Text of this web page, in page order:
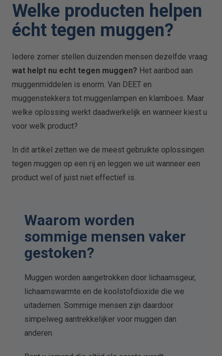
Welke producten helpen
écht tegen muggen?
Iedere zomer stellen duizenden mensen dezelfde vraag:
wat helpt nu echt tegen muggen? Het aanbod aan
muggenmiddelen is enorm. Van DEET en
muggenstekkers tot muggenlampen en klamboes. Maar
welke oplossing werkt daadwerkelijk en wanneer kiest u
voor welk product?
In dit artikel zetten we de meest gebruikte oplossingen
tegen muggen op een rij en leggen we uit wanneer een
product wel of juist niet effectief is.
Waarom worden
sommige mensen vaker
gestoken?
Muggen worden aangetrokken door lichaamsgeur,
lichaamswarmte en de koolstofdioxide die we
uitademen. Sommige mensen zijn daardoor
simpelweg aantrekkelijker voor muggen dan
anderen.